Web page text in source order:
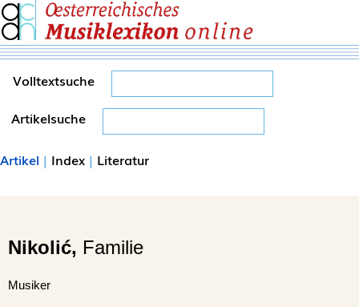
Volltextsuche
Artikelsuche
Artikel | Index | Literatur
Nikolić, Familie
Musiker